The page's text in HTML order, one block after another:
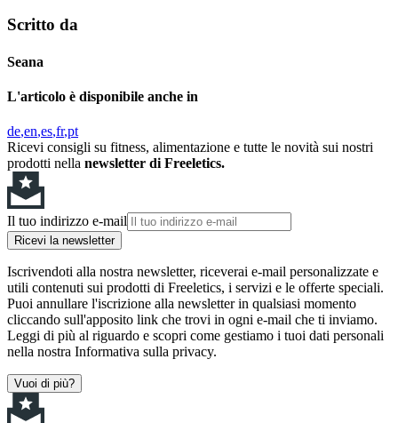
Scritto da
Seana
L'articolo è disponibile anche in
de en es fr pt
Ricevi consigli su fitness, alimentazione e tutte le novità sui nostri
prodotti nella newsletter di Freeletics.
Il tuo indirizzo e-mail
Ricevi la newsletter
Iscrivendoti alla nostra newsletter, riceverai e-mail personalizzate e
utili contenuti sui prodotti di Freeletics, i servizi e le offerte speciali.
Puoi annullare l'iscrizione alla newsletter in qualsiasi momento
cliccando sull'apposito link che trovi in ogni e-mail che ti inviamo.
Leggi di più al riguardo e scopri come gestiamo i tuoi dati personali
nella nostra Informativa sulla privacy.
Vuoi di più?